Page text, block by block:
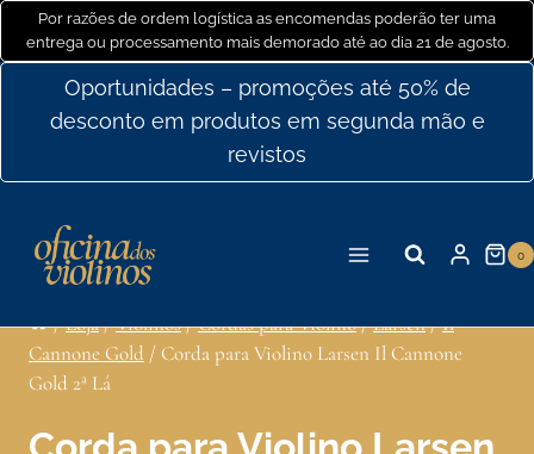
para
conteúdo
Por razões de ordem logística as encomendas poderão ter uma
entrega ou processamento mais demorado até ao dia 21 de agosto.
Oportunidades – promoções até 50% de
desconto em produtos em segunda mão e
revistos
0
/Loja/Violinos/Cordas para Violino/Larsen/Il
Cannone Gold / Corda para Violino Larsen Il Cannone
Gold 2ª Lá